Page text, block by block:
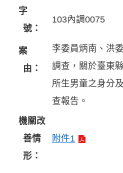
字
號：
103內調0075
案
由：
李委員炳南、洪
調查，關於臺東
所生男童之身分
查報告。
機關改
善情
形：
附件1